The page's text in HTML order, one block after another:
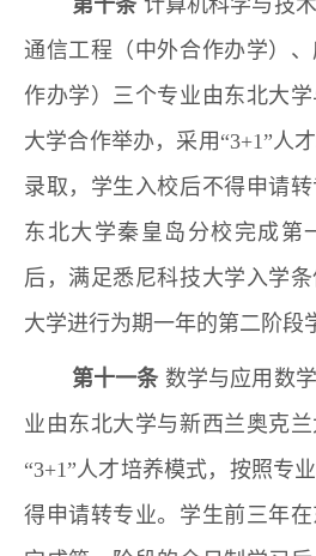
通信工程（中外合作办学）
作办学）三个专业由东北大
大学合作举办，采用“3+1”人
录取，学生入校后不得申请
东北大学秦皇岛分校完成第
后，满足悉尼科技大学入学
大学进行为期一年的第二阶段
第十一条 数学与应用数
业由东北大学与新西兰奥克
“3+1”人才培养模式，按照专
得申请转专业。学生前三年